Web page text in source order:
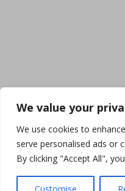
We value your
We use cookies to
serve personalised ads or
By clicking "Accept All",